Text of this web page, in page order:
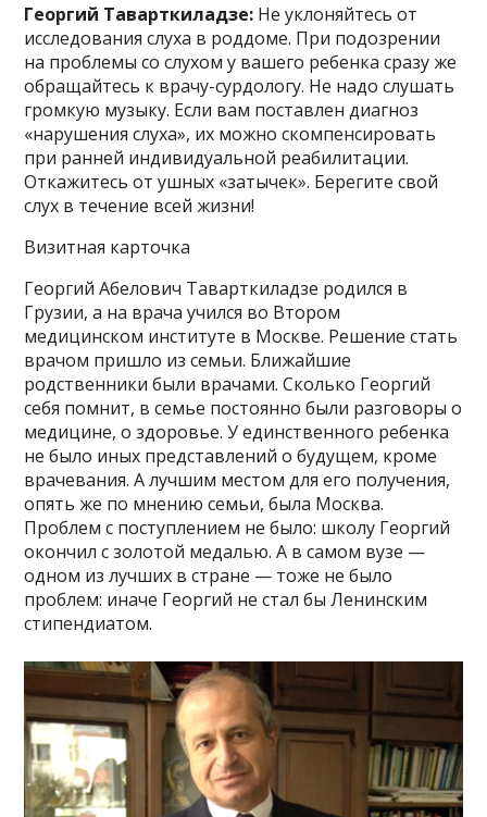
Георгий Таварткиладзе: Не уклоняйтесь от
исследования слуха в роддоме. При подозрении
на проблемы со слухом у вашего ребенка сразу же
обращайтесь к врачу-сурдологу. Не надо слушать
громкую музыку. Если вам поставлен диагноз
«нарушения слуха», их можно скомпенсировать
при ранней индивидуальной реабилитации.
Откажитесь от ушных «затычек». Берегите свой
слух в течение всей жизни!
Визитная карточка
Георгий Абелович Таварткиладзе родился в
Грузии, а на врача учился во Втором
медицинском институте в Москве. Решение стать
врачом пришло из семьи. Ближайшие
родственники были врачами. Сколько Георгий
себя помнит, в семье постоянно были разговоры о
медицине, о здоровье. У единственного ребенка
не было иных представлений о будущем, кроме
врачевания. А лучшим местом для его получения,
опять же по мнению семьи, была Москва.
Проблем с поступлением не было: школу Георгий
окончил с золотой медалью. А в самом вузе —
одном из лучших в стране — тоже не было
проблем: иначе Георгий не стал бы Ленинским
стипендиатом.